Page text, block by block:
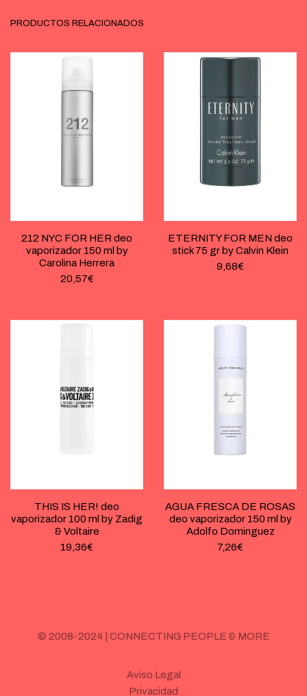
PRODUCTOS RELACIONADOS
212 NYC FOR HER deo
vaporizador 150 ml by
Carolina Herrera
20,57€
ETERNITY FOR MEN deo
stick 75 gr by Calvin Klein
9,68€
THIS IS HER! deo
vaporizador 100 ml by Zadig
& Voltaire
19,36€
AGUA FRESCA DE ROSAS
deo vaporizador 150 ml by
Adolfo Dominguez
7,26€
© 2008-2024 | CONNECTING PEOPLE & MORE
Aviso Legal
Privacidad